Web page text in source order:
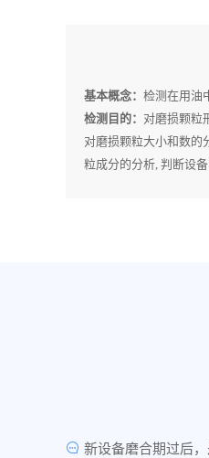
基本概念： 检测在用油
检测目的： 对磨损颗粒
对磨损颗粒大小和数的
粒成分的分析, 判断设备
新设备磨合期过后